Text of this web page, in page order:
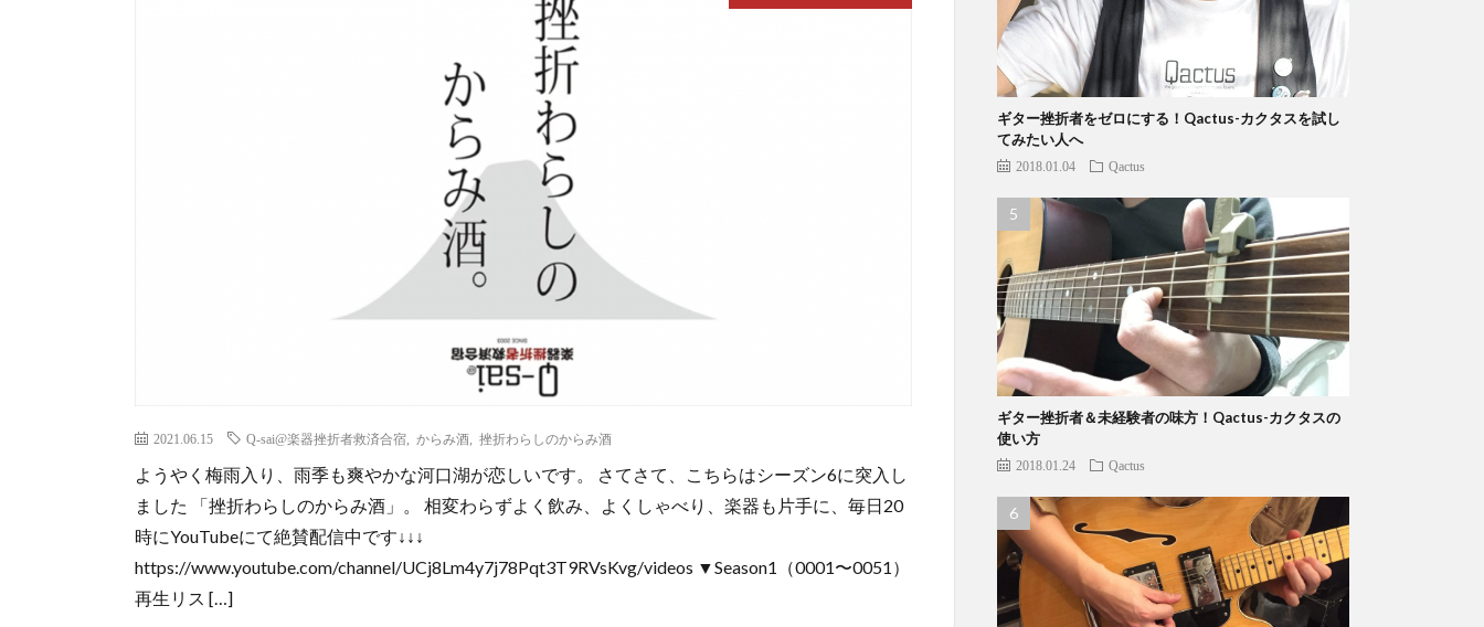
2021.06.15 Q-sai@楽器挫折者救済合宿 からみ酒 挫折わらしのからみ酒
ようやく梅雨入り、雨季も爽やかな河口湖が恋しいです。 さてさて、こちらはシーズン6に突入し
ました 「挫折わらしのからみ酒」。 相変わらずよく飲み、よくしゃべり、楽器も片手に、毎日20
時にYouTubeにて絶賛配信中です↓↓↓
https://www.youtube.com/channel/UCj8Lm4y7j78Pqt3T9RVsKvg/videos ▼Season1（0001〜0051）
再生リス […]
ギター挫折者をゼロにする！Qactus-カクタスを試し
てみたい人へ
2018.01.04 Qactus
ギター挫折者＆未経験者の味方！Qactus-カクタスの
使い方
2018.01.24 Qactus